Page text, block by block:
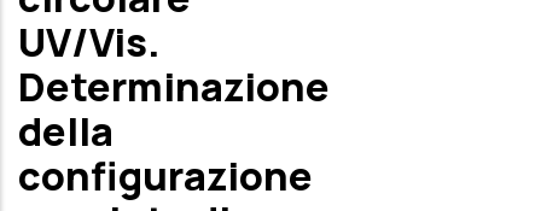
UV/Vis.
Determinazione
della
configurazione